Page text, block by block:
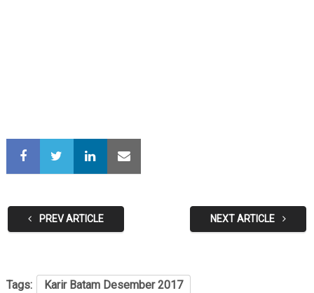
PREV ARTICLE NEXT ARTICLE
Tags: Karir Batam Desember 2017